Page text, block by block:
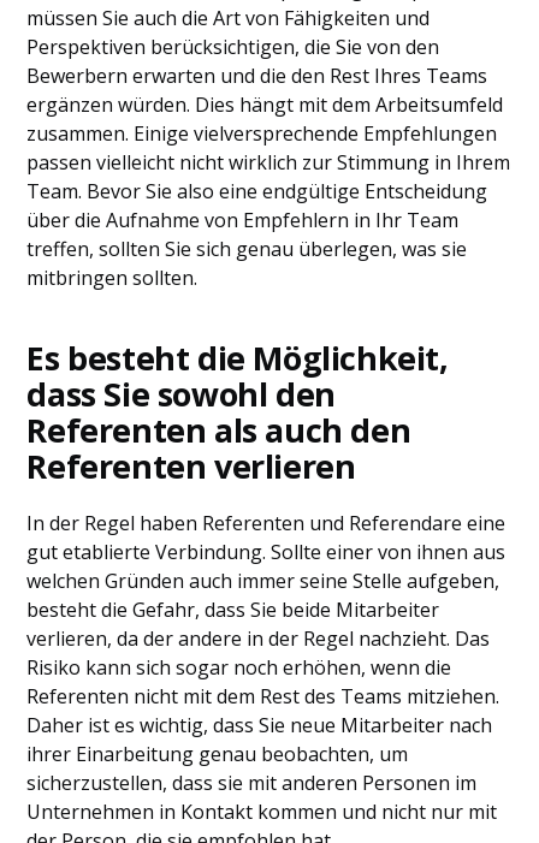
müssen Sie auch die Art von Fähigkeiten und
Perspektiven berücksichtigen, die Sie von den
Bewerbern erwarten und die den Rest Ihres Teams
ergänzen würden. Dies hängt mit dem Arbeitsumfeld
zusammen. Einige vielversprechende Empfehlungen
passen vielleicht nicht wirklich zur Stimmung in Ihrem
Team. Bevor Sie also eine endgültige Entscheidung
über die Aufnahme von Empfehlern in Ihr Team
treffen, sollten Sie sich genau überlegen, was sie
mitbringen sollten.
Es besteht die Möglichkeit,
dass Sie sowohl den
Referenten als auch den
Referenten verlieren
In der Regel haben Referenten und Referendare eine
gut etablierte Verbindung. Sollte einer von ihnen aus
welchen Gründen auch immer seine Stelle aufgeben,
besteht die Gefahr, dass Sie beide Mitarbeiter
verlieren, da der andere in der Regel nachzieht. Das
Risiko kann sich sogar noch erhöhen, wenn die
Referenten nicht mit dem Rest des Teams mitziehen.
Daher ist es wichtig, dass Sie neue Mitarbeiter nach
ihrer Einarbeitung genau beobachten, um
sicherzustellen, dass sie mit anderen Personen im
Unternehmen in Kontakt kommen und nicht nur mit